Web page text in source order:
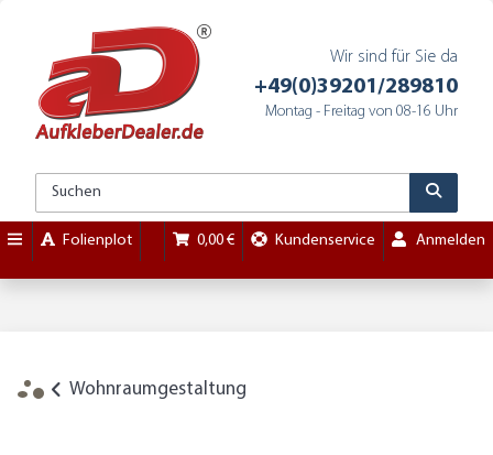
Wir sind für Sie da
+49(0)39201/289810
Montag - Freitag von 08-16 Uhr
Folienplot 0,00 € Kundenservice Anmelden
Wohnraumgestaltung